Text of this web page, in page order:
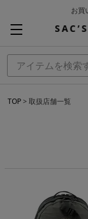
お買
当日～翌営業日
TOP 取扱店舗一覧